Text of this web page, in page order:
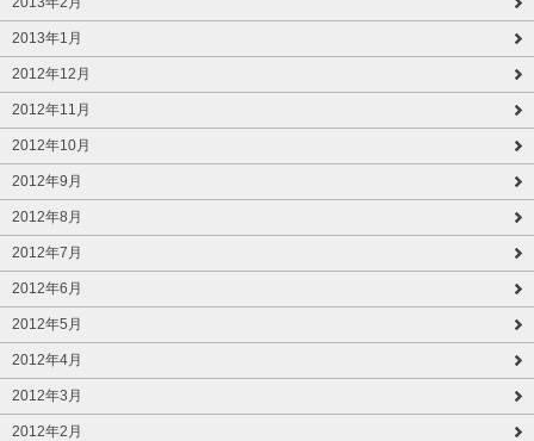
2013年1月
2012年12月
2012年11月
2012年10月
2012年9月
2012年8月
2012年7月
2012年6月
2012年5月
2012年4月
2012年3月
2012年2月